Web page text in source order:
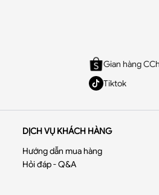
ống đứng chất tuytsi cao cấp
cấp không co giãn, nhẹ
Gian hàng
Tiktok
DỊCH VỤ KHÁCH HÀNG
Hướng dẫn mua hàng
Hỏi đáp - Q&A